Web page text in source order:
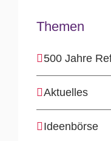
Themen
500 Jahre
Aktuelles
Ideenbörse